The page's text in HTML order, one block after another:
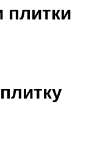
плитки